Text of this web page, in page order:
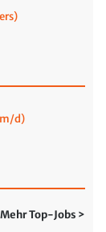
d)
Mehr Top-Jobs >